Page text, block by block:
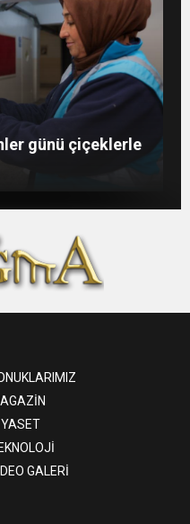
günü çiçeklerleGAÜN’de gri kod tatbikatı gerçeği
olan
sizlersiniz”
GALERİ